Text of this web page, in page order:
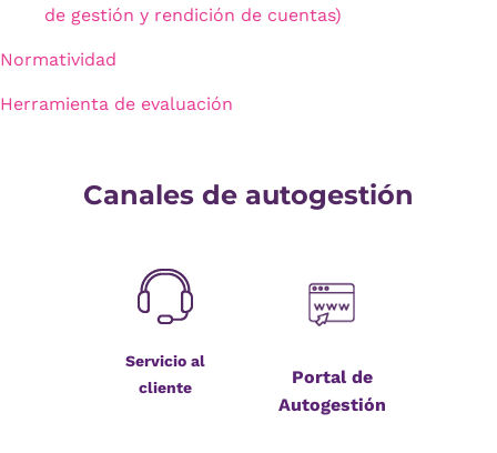
de gestión y rendición de cuentas)
Normatividad
Herramienta de evaluación
Canales de autogestión
Servicio al
cliente
Portal de
Autogestión